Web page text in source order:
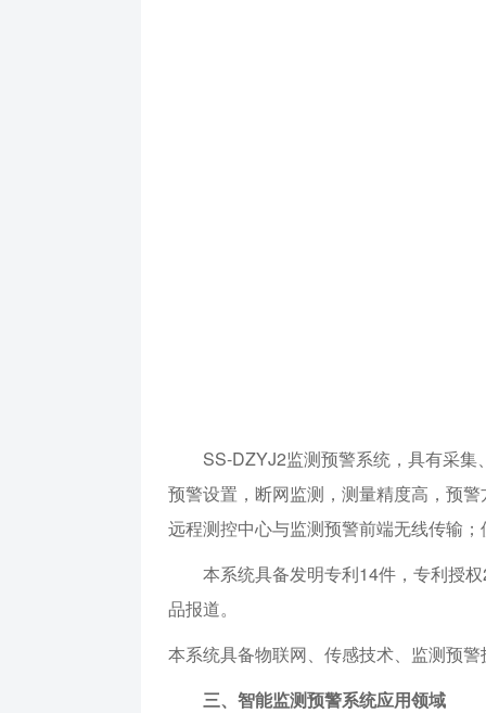
SS-DZYJ2监测预警系统，具有采
预警设置，断网监测，测量精度高，预
远程测控中心与监测预警前端无线传输
本系统具备发明专利14件，专利授
品报道。
本系统具备物联网、传感技术、监测预
三、智能监测预警系统应用领域